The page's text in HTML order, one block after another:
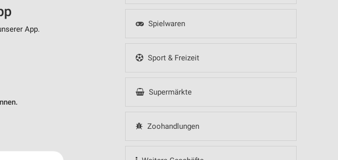
Spielwaren
Sport & Freizeit
Supermärkte
Zoohandlungen
App.